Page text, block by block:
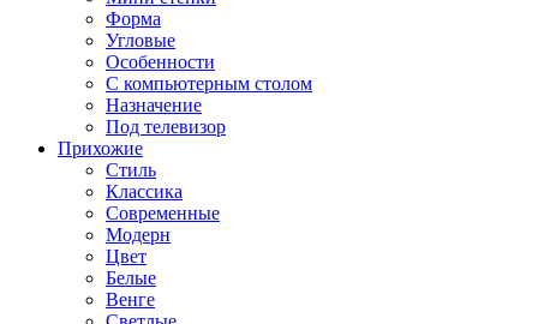
Форма
Угловые
Особенности
С компьютерным столом
Назначение
Под телевизор
Прихожие
Стиль
Классика
Современные
Модерн
Цвет
Белые
Венге